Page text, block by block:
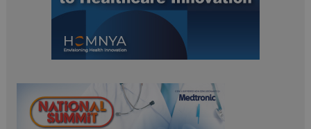
ARRAffinitySameSite
Microsoft Corporation
.www.dailyhealthindustry.it